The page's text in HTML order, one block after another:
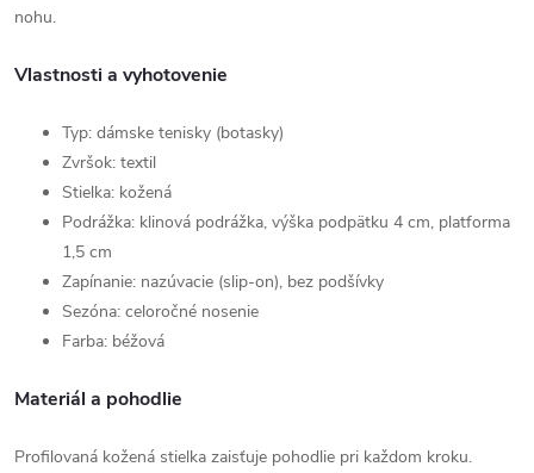
nohu.
Vlastnosti a vyhotovenie
Typ: dámske tenisky (botasky)
Zvršok: textil
Stielka: kožená
Podrážka: klinová podrážka, výška podpätku 4 cm, platforma
1,5 cm
Zapínanie: nazúvacie (slip-on), bez podšívky
Sezóna: celoročné nosenie
Farba: béžová
Materiál a pohodlie
Profilovaná kožená stielka zaisťuje pohodlie pri každom kroku.